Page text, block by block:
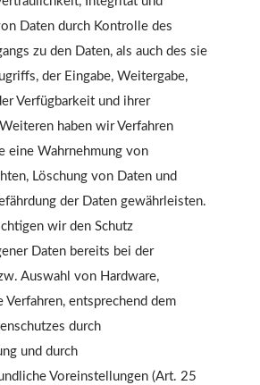
Daten durch Kontrolle des
zu den Daten, als auch des sie
der Eingabe, Weitergabe,
Verfügbarkeit und ihrer
Weiteren haben wir Verfahren
eine Wahrnehmung von
Löschung von Daten und
der Daten gewährleisten.
wir den Schutz
Daten bereits bei der
Auswahl von Hardware,
entsprechend dem
durch
und durch
Voreinstellungen (Art. 25